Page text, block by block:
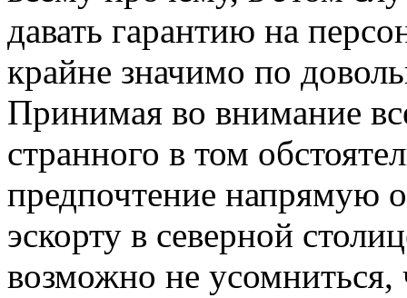
давать гарантию на
крайне значимо по
Принимая во внимание
странного в том
предпочтение напрямую
эскорту в северной
возможно не усомниться,